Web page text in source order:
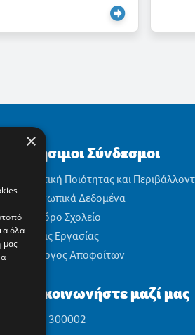
Χρήσιμοι Σύνδεσμοι
Πολιτική Ποιότητας και
Προσωπικά Δεδομένα
Αειφόρο Σχολείο
Θέσεις Εργασίας
Σύλλογος Αποφοίτων
Επικοινωνήστε μαζί μας
2310 300002
×
όλα
μας